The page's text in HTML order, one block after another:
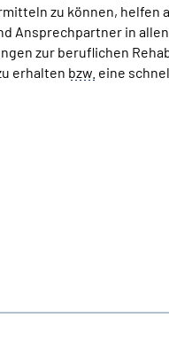
zu können, helfen
Ansprechpartner in
zur beruflichen
erhalten bzw. eine